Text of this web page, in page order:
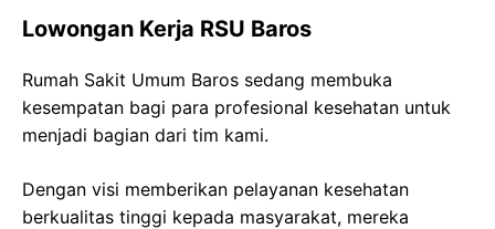
Lowongan Kerja RSU Baros
Rumah Sakit Umum Baros sedang membuka
kesempatan bagi para profesional kesehatan untuk
menjadi bagian dari tim kami.
Dengan visi memberikan pelayanan kesehatan
berkualitas tinggi kepada masyarakat, mereka